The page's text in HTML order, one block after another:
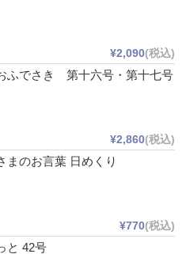
¥2,090(税込)
ふでさき 第十六号・第十七号
¥2,860(税込)
まのお言葉 日めくり
¥770(税込)
と 42号